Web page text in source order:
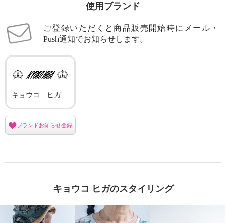
使用ブランド
ご登録いただくと商品販売開始時にメール・
Push通知でお知らせします。
キョウコ ヒガ
ブランドお知らせ登録
キョウコ ヒガのスタイリング